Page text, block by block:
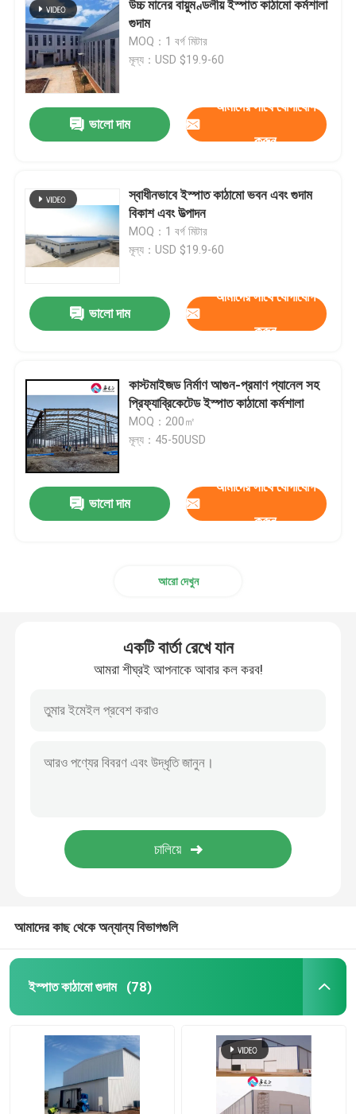
ইস্পাত প্রিফ্যাব্রিকেটেড ঘর
ইস্পাত কাঠামোগত উপাদান
ডিমের স্তর মুরগির খাঁচা
ব্রয়লার চিকেন কেজ সিস্টেম
ব্রয়লার ফ্লোর সিস্টেম
উচ্চ মানের বায়ুমণ্ডলীয় ইস্পাত কাঠামো কর্মশালা
গুদাম
MOQ：1 বর্গ মিটার
মূল্য：USD $19.9-60
ভালো দাম
আমাদের সাথে যোগাযোগ
করুন
স্বাধীনভাবে ইস্পাত কাঠামো ভবন এবং গুদাম
বিকাশ এবং উত্পাদন
MOQ：1 বর্গ মিটার
মূল্য：USD $19.9-60
ভালো দাম
আমাদের সাথে যোগাযোগ
করুন
কাস্টমাইজড নির্মাণ আগুন-প্রমাণ প্যানেল সহ
প্রিফ্যাব্রিকেটেড ইস্পাত কাঠামো কর্মশালা
MOQ：200㎡
মূল্য：45-50USD
ভালো দাম
আমাদের সাথে যোগাযোগ
করুন
আরো দেখুন
একটি বার্তা রেখে যান
আমরা শীঘ্রই আপনাকে আবার কল করব!
আমাদের কাছ থেকে অন্যান্য বিভাগগুলি
ইস্পাত কাঠামো গুদাম (78)